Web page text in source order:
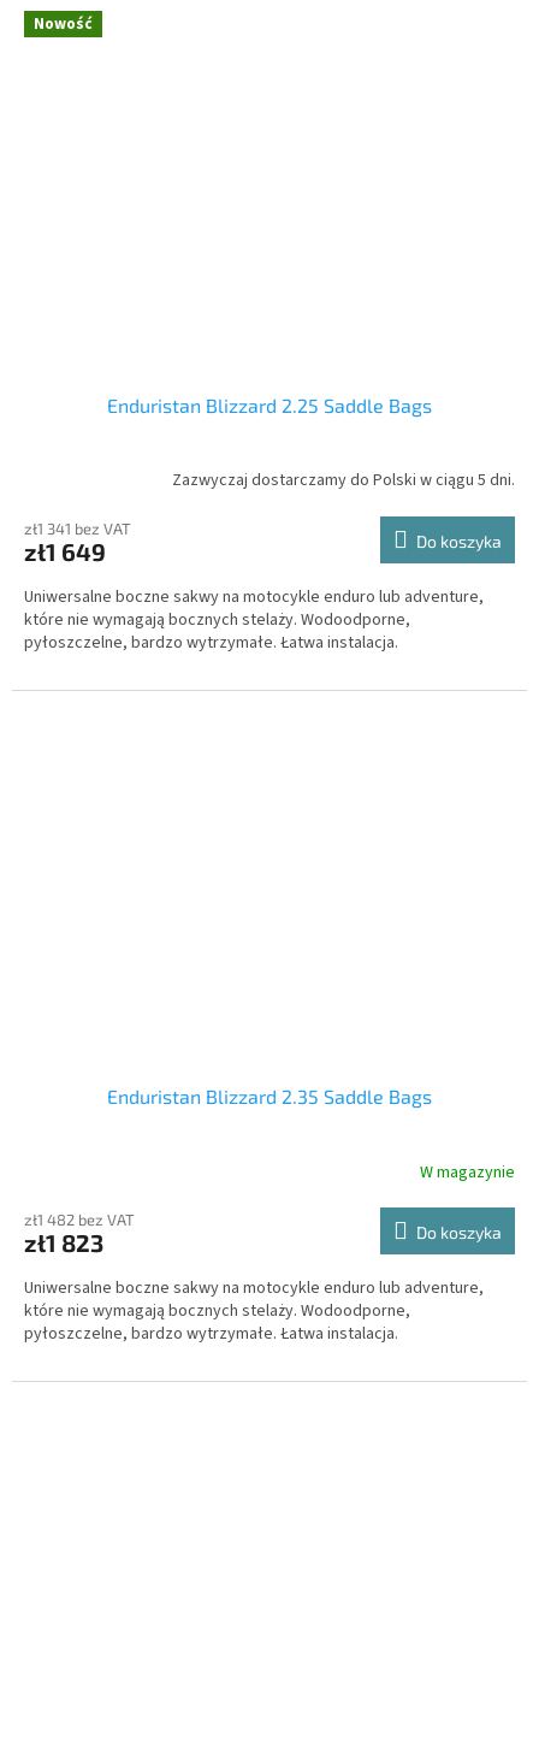
Nowość
Enduristan Blizzard 2.25 Saddle Bags
Zazwyczaj dostarczamy do Polski w ciągu 5 dni.
zł1 341 bez VAT
zł1 649 Do koszyka
Uniwersalne boczne sakwy na motocykle enduro lub adventure,
które nie wymagają bocznych stelaży. Wodoodporne,
pyłoszczelne, bardzo wytrzymałe. Łatwa instalacja.
Enduristan Blizzard 2.35 Saddle Bags
W magazynie
zł1 482 bez VAT
zł1 823 Do koszyka
Uniwersalne boczne sakwy na motocykle enduro lub adventure,
które nie wymagają bocznych stelaży. Wodoodporne,
pyłoszczelne, bardzo wytrzymałe. Łatwa instalacja.